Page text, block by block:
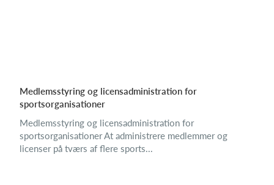
Medlemsstyring og licensadministration for
sportsorganisationer
Medlemsstyring og licensadministration for
sportsorganisationer At administrere medlemmer og
licenser på tværs af flere sports...